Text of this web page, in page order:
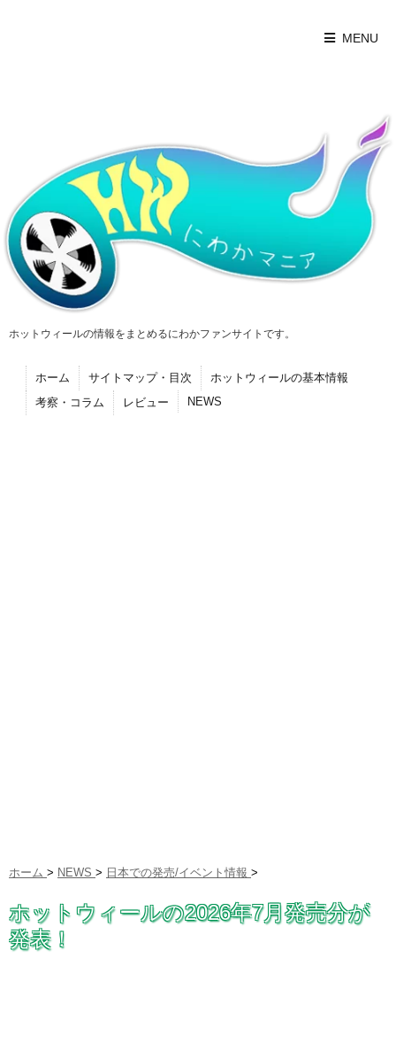
MENU
ホットウィールの情報をまとめるにわかファンサイトです。
ホーム サイトマップ・目次
ホットウィールの基本情報
考察・コラム
レビュー NEWS
ホーム > NEWS > 日本での発売/イベント情報 >
ホットウィールの2026年7月発売分が
発表！